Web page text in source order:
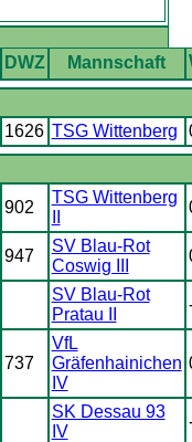
DWZ Mannschaft
1626 TSG Wittenberg
902
TSG Wittenberg
947
SV Blau-Rot
Coswig III
SV Blau-Rot
Pratau II
737
VfL
Gräfenhainichen
IV
SK Dessau 93
IV